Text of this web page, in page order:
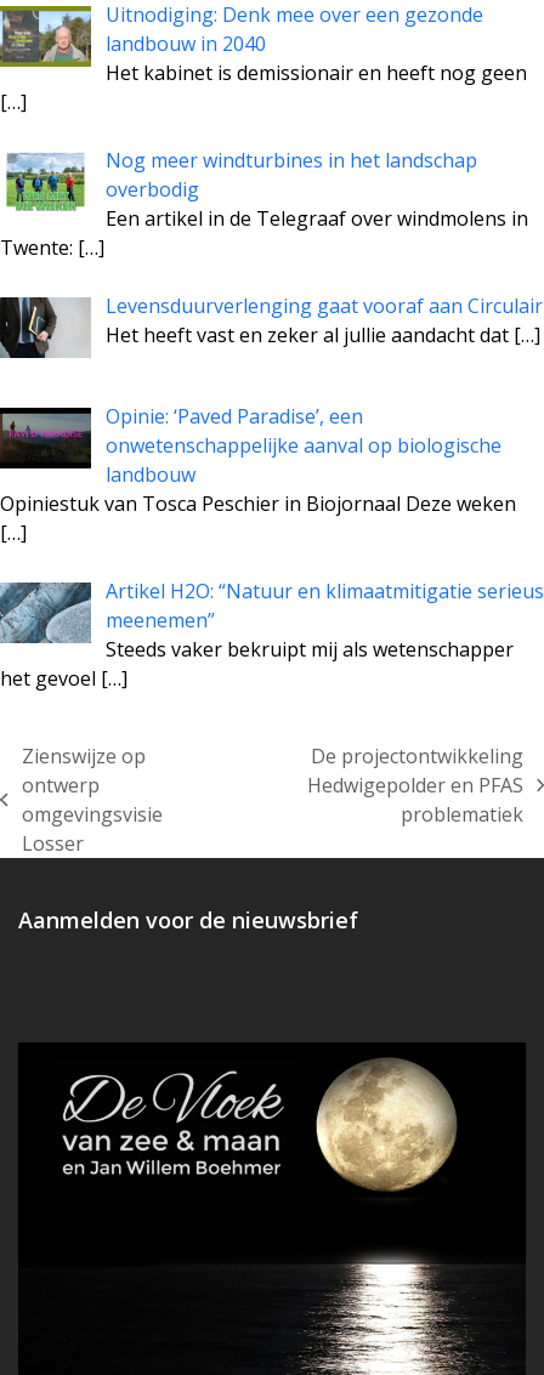
Uitnodiging: Denk mee over een gezonde
landbouw in 2040
Het kabinet is demissionair en heeft nog geen
[…]
Nog meer windturbines in het landschap
overbodig
Een artikel in de Telegraaf over windmolens in
Twente: […]
Levensduurverlenging gaat vooraf aan Circulair
Het heeft vast en zeker al jullie aandacht dat […]
Opinie: ‘Paved Paradise’, een
onwetenschappelijke aanval op biologische
landbouw
Opiniestuk van Tosca Peschier in Biojornaal Deze weken
[…]
Artikel H2O: “Natuur en klimaatmitigatie serieus
meenemen”
Steeds vaker bekruipt mij als wetenschapper
het gevoel […]
previous
post:
Zienswijze op
ontwerp
omgevingsvisie
Losser
De projectontwikkeling
Hedwigepolder en PFAS
problematiek
Aanmelden voor de nieuwsbrief